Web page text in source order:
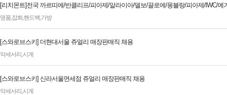
[리치몬트]전국 까르띠에/반클리프/피아제/알라이아/델보/끌로에/몽블랑/피아제/IWC/예
명품,잡화,핸드백,가방
[스와로브스키] 더현대서울 쥬얼리 매장판매직 채용
악세서리 ,시계
[스와로브스키] 신라서울면세점 쥬얼리 매장판매직 채용
악세서리 ,시계